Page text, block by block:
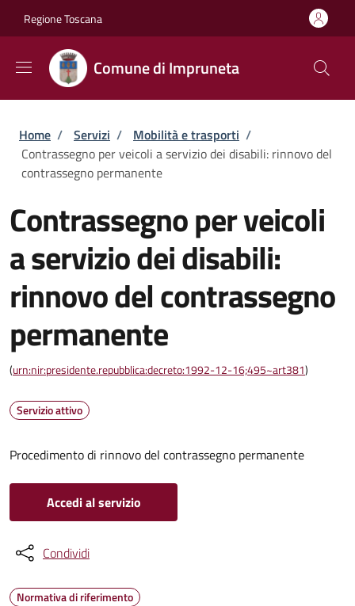
Regione Toscana
Comune di Impruneta
Briciole di pane
Home / Servizi / Mobilità e trasporti /
Contrassegno per veicoli a servizio dei disabili: rinnovo del
contrassegno permanente
Contrassegno per veicoli
a servizio dei disabili:
rinnovo del contrassegno
permanente
(urn:nir:presidente.repubblica:decreto:1992-12-16;495~art381)
Servizio attivo
Procedimento di rinnovo del contrassegno permanente
Accedi al servizio
Condividi
Normativa di riferimento